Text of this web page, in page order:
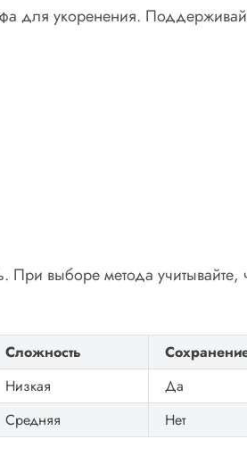
для укоренения.
выборе метода учитывайте,
Сложность
Низкая
Да
Средняя Нет